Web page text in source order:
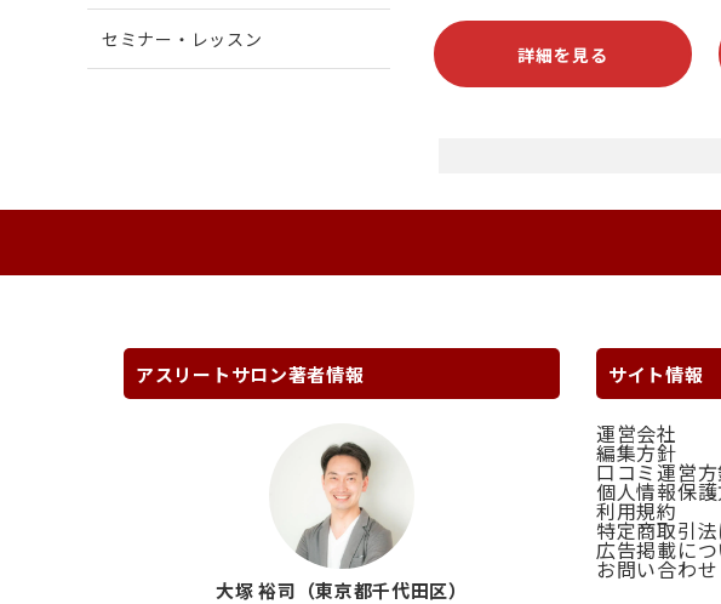
詳細を見る
セミナー・レッスン
アスリートサロン著者情報
大塚 裕司（東京都千代田区）
サイト情報
運営会社
編集方針
口コミ運営
個人情報保
利用規約
特定商取引
広告掲載につ
お問い合わせ